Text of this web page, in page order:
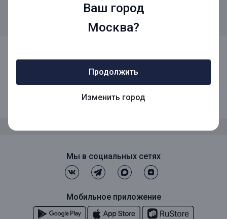
Ваш город
Москва?
Продолжить
Изменить город
«Вятка Банка», в любом офисе банка или по тел. 8-800-1001-
8 (800) 1001-777
Мы в социальных сетях
Мобильное приложение